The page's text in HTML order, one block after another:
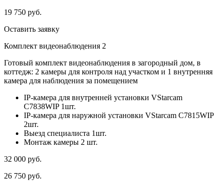
19 750 руб.
Оставить заявку
Комплект видеонаблюдения 2
Готовый комплект видеонаблюдения в загородный дом, в
коттедж: 2 камеры для контроля над участком и 1 внутренняя
камера для наблюдения за помещением
IP-камера для внутренней установки VStarcam
C7838WIP 1шт.
IP-камера для наружной установки VStarcam C7815WIP
2шт.
Выезд специалиста 1шт.
Монтаж камеры 2 шт.
32 000 руб.
26 750 руб.